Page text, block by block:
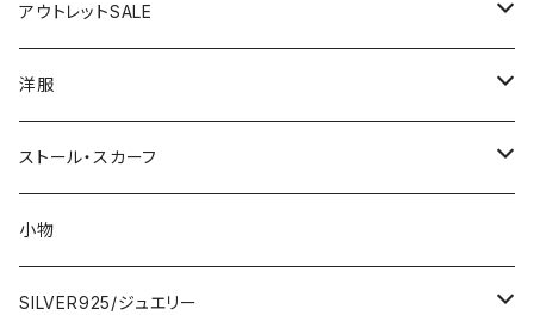
アウトレットSALE
1000円
2000円
3000円
5000円
洋服
インポートワンピース
ロング・マキシ
ひざ・ミディ
トップス・カーディガン・アウター
カーディガン
スカート・パンツ
ストール・スカーフ
大判ストール・ロングスカーフ
小さめスカーフ
小物
SILVER925/ジュエリー